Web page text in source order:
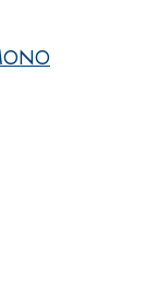
ad alta
termica per la